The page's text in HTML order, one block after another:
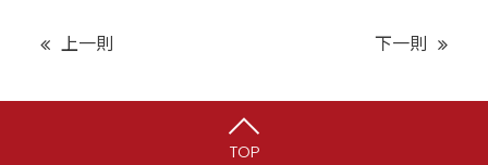
上一則 下一則
TOP